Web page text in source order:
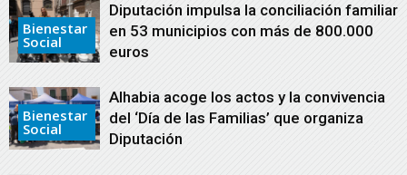
Bienestar
Social
Diputación impulsa la conciliación familiar
en 53 municipios con más de 800.000
euros
Bienestar
Social
Alhabia acoge los actos y la convivencia
del ‘Día de las Familias’ que organiza
Diputación